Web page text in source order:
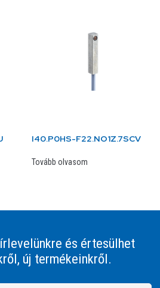
I40.P0HS-F22.NO1Z.7SCV
Tovább olvasom
és értesülhet
új termékeinkről.